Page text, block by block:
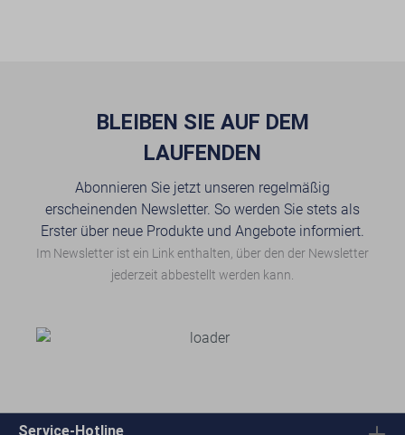
BLEIBEN SIE AUF DEM
LAUFENDEN
Abonnieren Sie jetzt unseren regelmäßig
erscheinenden Newsletter. So werden Sie stets als
Erster über neue Produkte und Angebote informiert.
Im Newsletter ist ein Link enthalten, über den der Newsletter
jederzeit abbestellt werden kann.
Service-Hotline